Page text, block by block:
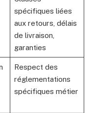
spécifiques liées
aux retours, délais
de livraison,
garanties
Respect des
réglementations
spécifiques métier